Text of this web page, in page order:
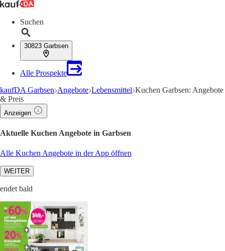
Suchen
30823 Garbsen
Alle Prospekte
kaufDA Garbsen Angebote Lebensmittel Kuchen Garbsen: Angebote
& Preis
Anzeigen
Aktuelle Kuchen Angebote in Garbsen
Alle Kuchen Angebote in der App öffnen
WEITER
endet bald